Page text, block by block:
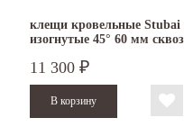
клещи кровельные Stubai
изогнутые 45° 60 мм
11 300 ₽